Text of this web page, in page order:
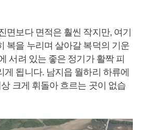
면보다 면적은 훨씬 작지만, 여기
복을 누리며 살아갈 복덕의 기운
서려 있는 좋은 정기가 활짝 피
게 됩니다. 남지읍 월하리 하류에
크게 휘돌아 흐르는 곳이 없습